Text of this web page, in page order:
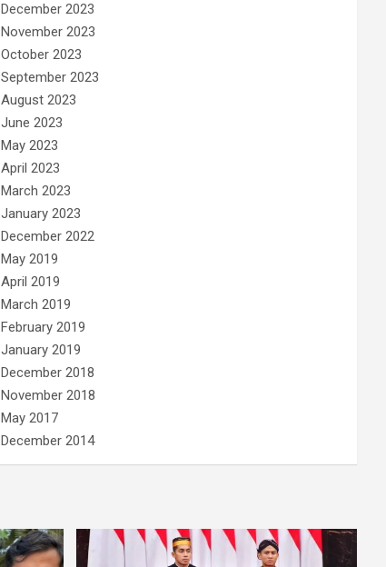
December 2023
November 2023
October 2023
September 2023
August 2023
June 2023
May 2023
April 2023
March 2023
January 2023
December 2022
May 2019
April 2019
March 2019
February 2019
January 2019
December 2018
November 2018
May 2017
December 2014